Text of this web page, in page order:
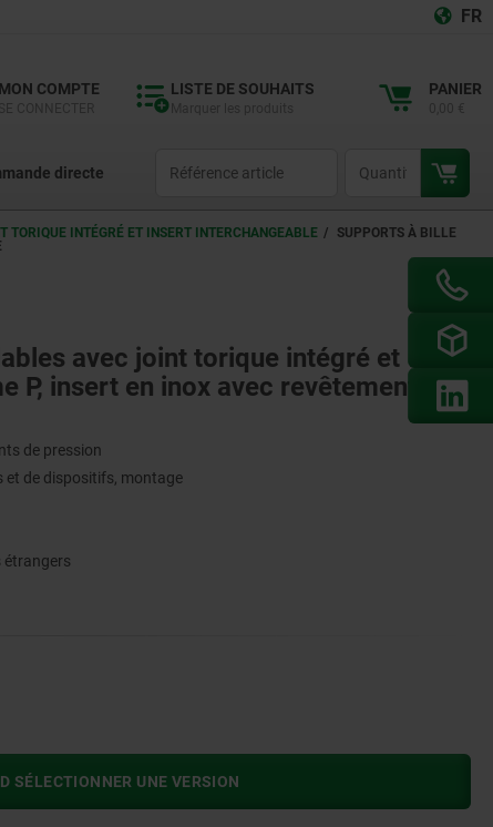
FR
MON COMPTE LISTE DE SOUHAITS PANIER
directe
INTÉGRÉ ET INSERT INTERCHANGEABLE
SUPPORTS À BILLE
avec joint torique intégré et
P, insert en inox avec revêtement en
de pression
et de dispositifs, montage
étrangers
SÉLECTIONNER UNE VERSION